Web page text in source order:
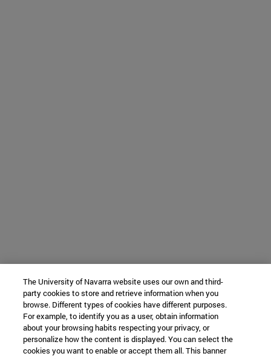
The University of Navarra website uses our own and third-
party cookies to store and retrieve information when you
browse. Different types of cookies have different purposes.
For example, to identify you as a user, obtain information
about your browsing habits respecting your privacy, or
personalize how the content is displayed. You can select the
cookies you want to enable or accept them all. This banner